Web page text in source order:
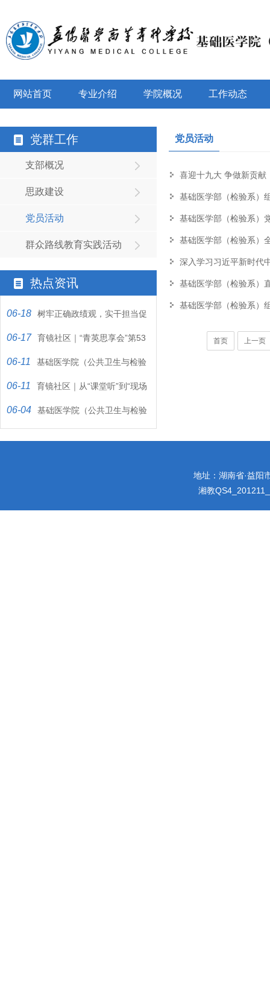
网站首页 专业介绍 学院概况 工作动态
党群工作
支部概况
思政建设
党员活动
群众路线教育实践活动
热点资讯
06-18 树牢正确政绩观，实干担当促
发展
06-17 育镜社区｜“青英思享会”第53
期：听81岁老党员讲那血与火…
06-11 基础医学院（公共卫生与检验
医学院）教工党支部开展第6期…
06-11 育镜社区｜从“课堂听”到“现场
讲”：一堂“行走”在丰堆…
06-04 基础医学院（公共卫生与检验
党员活动
喜迎十九大 争做新贡献
基础医学部（检验系）
基础医学部（检验系）
基础医学部（检验系）
深入学习习近平新时代
基础医学部（检验系）
基础医学部（检验系）
首页 上一页
地址：湖南省·益阳
湘教